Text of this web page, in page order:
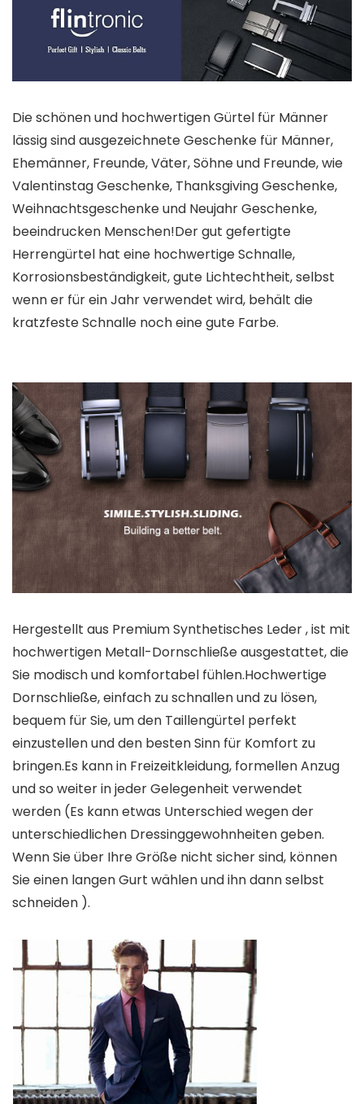
Die schönen und hochwertigen Gürtel für Männer
lässig sind ausgezeichnete Geschenke für Männer,
Ehemänner, Freunde, Väter, Söhne und Freunde, wie
Valentinstag Geschenke, Thanksgiving Geschenke,
Weihnachtsgeschenke und Neujahr Geschenke,
beeindrucken Menschen!Der gut gefertigte
Herrengürtel hat eine hochwertige Schnalle,
Korrosionsbeständigkeit, gute Lichtechtheit, selbst
wenn er für ein Jahr verwendet wird, behält die
kratzfeste Schnalle noch eine gute Farbe.
Hergestellt aus Premium Synthetisches Leder , ist mit
hochwertigen Metall-Dornschließe ausgestattet, die
Sie modisch und komfortabel fühlen.Hochwertige
Dornschließe, einfach zu schnallen und zu lösen,
bequem für Sie, um den Taillengürtel perfekt
einzustellen und den besten Sinn für Komfort zu
bringen.Es kann in Freizeitkleidung, formellen Anzug
und so weiter in jeder Gelegenheit verwendet
werden (Es kann etwas Unterschied wegen der
unterschiedlichen Dressinggewohnheiten geben.
Wenn Sie über Ihre Größe nicht sicher sind, können
Sie einen langen Gurt wählen und ihn dann selbst
schneiden ).